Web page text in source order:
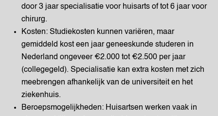
door 3 jaar specialisatie voor huisarts of tot 6 jaar voor
chirurg.
Kosten: Studiekosten kunnen variëren, maar
gemiddeld kost een jaar geneeskunde studeren in
Nederland ongeveer €2.000 tot €2.500 per jaar
(collegegeld). Specialisatie kan extra kosten met zich
meebrengen afhankelijk van de universiteit en het
ziekenhuis.
Beroepsmogelijkheden: Huisartsen werken vaak in